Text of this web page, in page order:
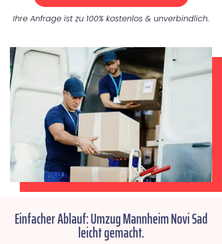
Ihre Anfrage ist zu 100% kostenlos & unverbindlich.
Einfacher Ablauf: Umzug Mannheim Novi Sad
leicht gemacht.